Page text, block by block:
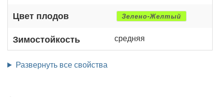
Цвет плодов Зелено-Желтый
Зимостойкость средняя
Развернуть все свойства